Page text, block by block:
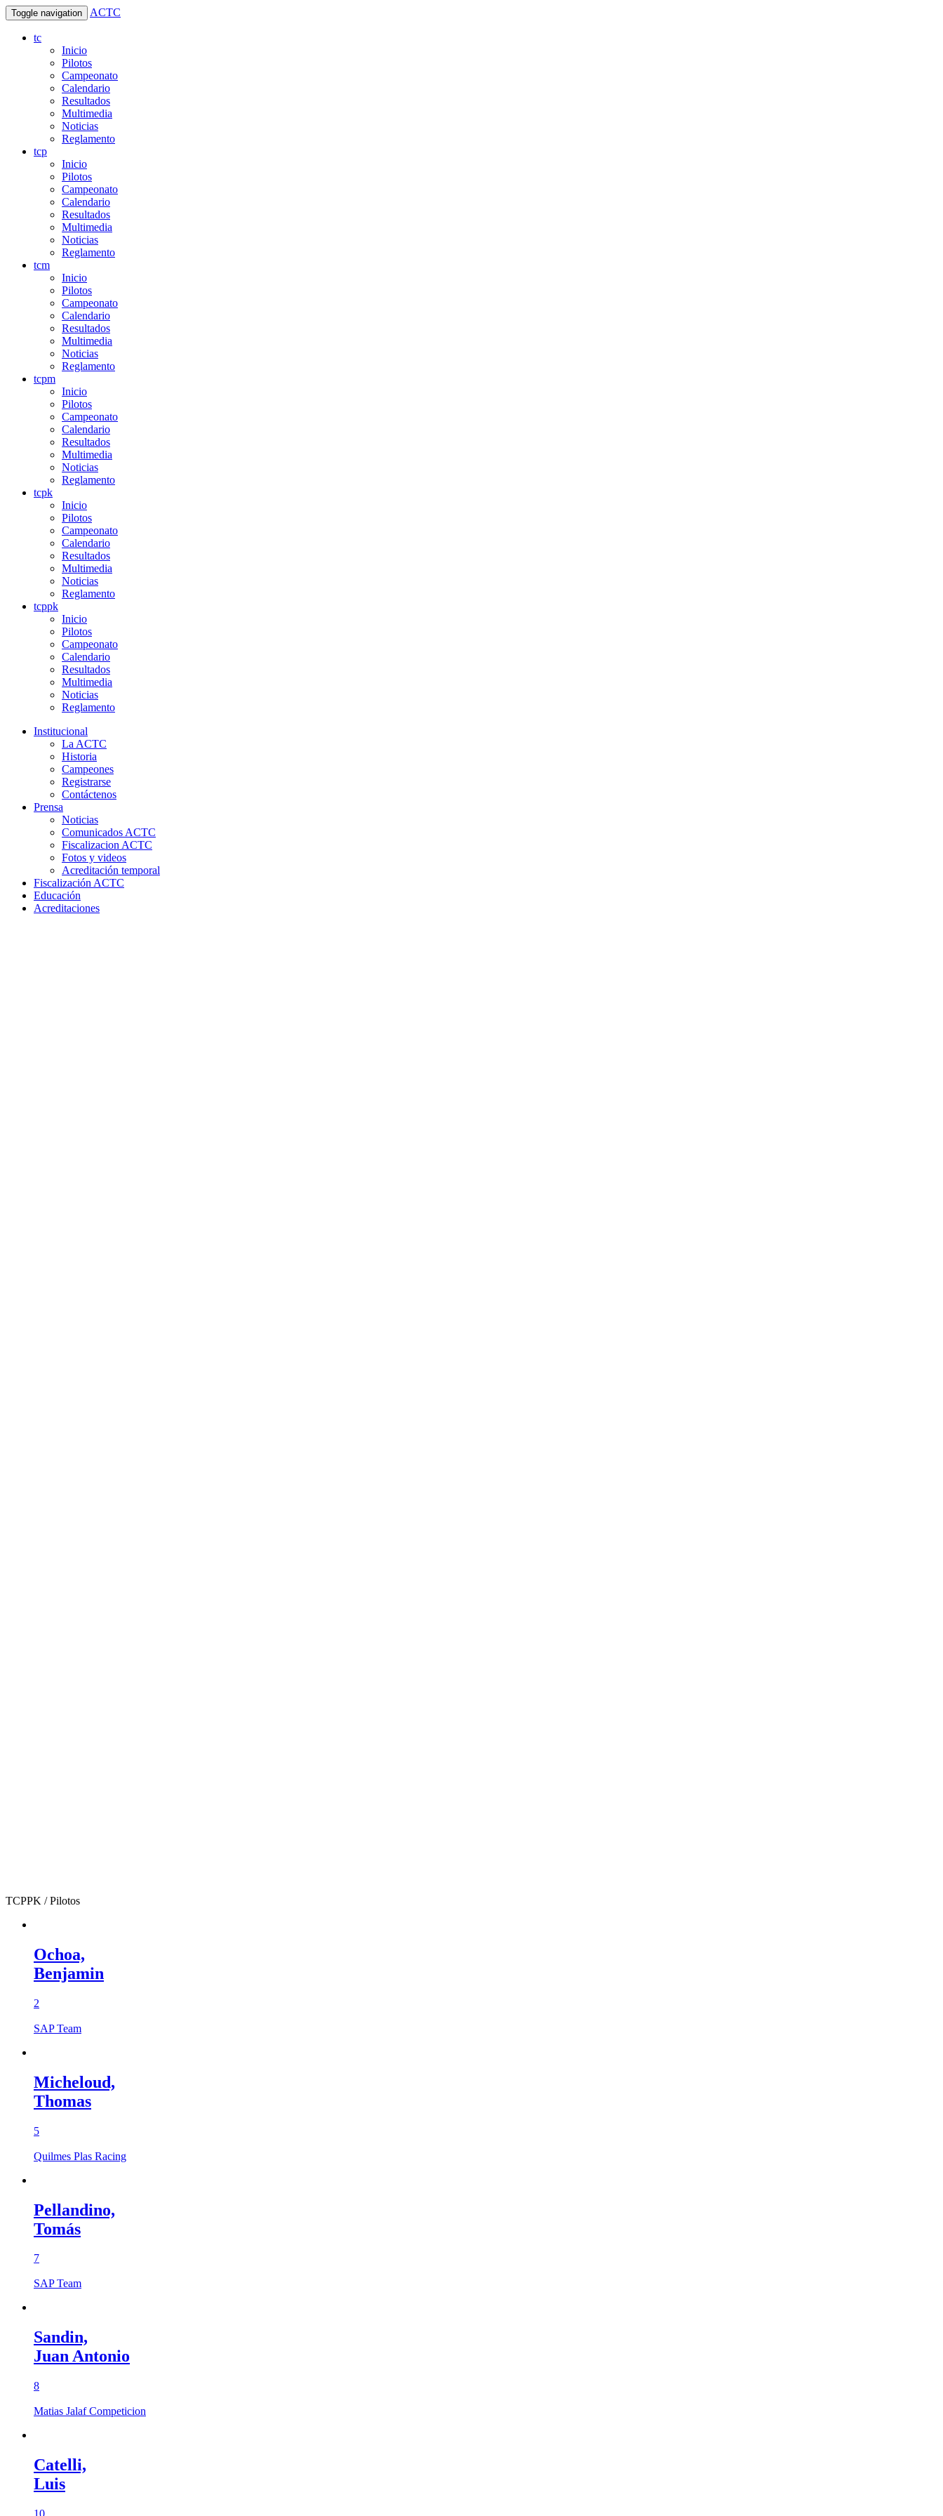
Toggle navigation ACTC
tc
Inicio
Pilotos
Campeonato
Calendario
Resultados
Multimedia
Noticias
Reglamento
tcp
Inicio
Pilotos
Campeonato
Calendario
Resultados
Multimedia
Noticias
Reglamento
tcm
Inicio
Pilotos
Campeonato
Calendario
Resultados
Multimedia
Noticias
Reglamento
tcpm
Inicio
Pilotos
Campeonato
Calendario
Resultados
Multimedia
Noticias
Reglamento
tcpk
Inicio
Pilotos
Campeonato
Calendario
Resultados
Multimedia
Noticias
Reglamento
tcppk
Inicio
Pilotos
Campeonato
Calendario
Resultados
Multimedia
Noticias
Reglamento
Institucional
La ACTC
Historia
Campeones
Registrarse
Contáctenos
Prensa
Noticias
Comunicados ACTC
Fiscalizacion ACTC
Fotos y videos
Acreditación temporal
Fiscalización ACTC
Educación
Acreditaciones
TCPPK / Pilotos
Ochoa,
Benjamin
2
SAP Team
Micheloud,
Thomas
5
Quilmes Plas Racing
Pellandino,
Tomás
7
SAP Team
Sandin,
Juan Antonio
8
Matias Jalaf Competicion
Catelli,
Luis
10